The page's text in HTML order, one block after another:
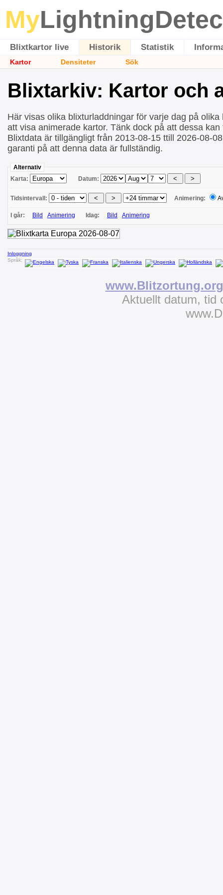
My
Blixtkartor live Historik Statistik
Kartor Densiteter Sök
Blixtarkiv: Kartor och
Här visas olika blixturladdningar för varje dag på
att visa animerade kartor. Tänk dock på att dessa
Blixtdata är tillgängligt från 2013-08-15 ttill 2026-08-
garanti på att denna data är fullständig.
Alternativ
Karta:
Datum:
Tidsintervall: Animering:
I går: Bild Animering Idag: Bild Animering
Inloggning
Språk:
www.Blitzortung.org
Aktuellt datum, tid